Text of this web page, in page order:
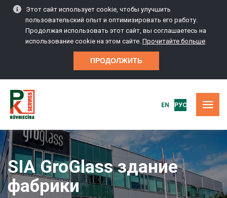
Этот сайт использует cookie, чтобы улучшить
пользовательский опыт и оптимизировать его работу.
Продолжая использовать этот сайт, вы соглашаетесь на
использование cookie на этом сайте. Прочитайте больше
ПРОДОЛЖИТЬ
НАЧАЛО
PORTFOLIO
СТРОИТЕЛЬНЫЕ УСЛУГИ
EN РУС
SIA GroGlass здание
фабрики